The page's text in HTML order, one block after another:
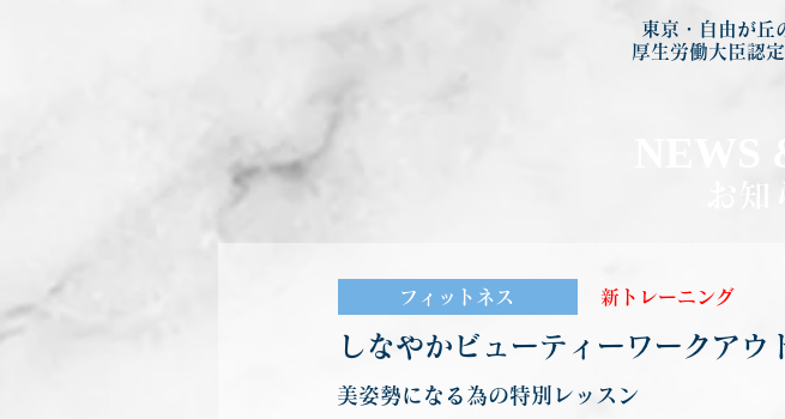
東京・自由が丘
厚生労働大臣認
NEWS
お知
フィットネス 新トレーニング
しなやかビューティーワークアウ
美姿勢になる為の特別レッスン